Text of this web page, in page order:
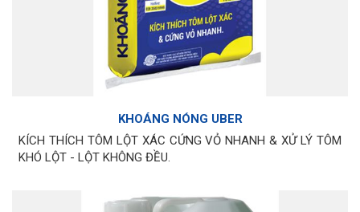
KHOÁNG NÓNG UBER
KÍCH THÍCH TÔM LỘT XÁC CỨNG VỎ NHANH & XỬ LÝ TÔM
KHÓ LỘT - LỘT KHÔNG ĐỀU.